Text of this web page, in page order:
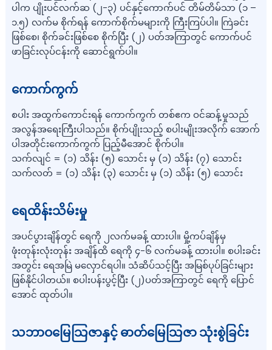
ပါက ပျိုးပင်လက်ဆ (၂-၃) ပင်နှင့်ကောက်ပင် တိမ်တိမ်သာ (၁ –
၁.၅) လက်မ စိုက်ရန် ကောက်စိုက်မများကို ကြီးကြပ်ပါ။ ကြဲခင်း
ဖြစ်စေ၊ စိုက်ခင်းဖြစ်စေ စိုက်ပြီး (၂) ပတ်အကြာတွင် ကောက်ပင်
ဖာခြင်းလုပ်ငန်းကို ဆောင်ရွက်ပါ။
ကောက်ကွက်
စပါး အထွက်ကောင်းရန် ကောက်ကွက် တစ်ဧက ဝင်ဆန့်မှုသည်
အလွန်အရေးကြီးပါသည်။ စိုက်ပျိုးသည့် စပါးမျိုးအလိုက် အောက်
ပါအတိုင်းကောက်ကွက် ပြည့်မီအောင် စိုက်ပါ။
သက်လျင် = (၁) သိန်း (၅) သောင်း မှ (၁) သိန်း (၇) သောင်း
သက်လတ် = (၁) သိန်း (၃) သောင်း မှ (၁) သိန်း (၅) သောင်း
ရေထိန်းသိမ်းမှု
အပင်ပွားချိန်တွင် ရေကို ၂လက်မခန့် ထားပါ။ မှို့ကပ်ချိန်မှ
ဖုံးတုန်းလုံးတုန်း အချိန်ထိ ရေကို ၄-၆ လက်မခန့် ထားပါ။ စပါးခင်း
အတွင်း ရေအမြဲ မလှောင်ရပါ။ သံဆိပ်သင့်ပြီး အမြစ်ပုပ်ခြင်းများ
ဖြစ်နိုင်ပါတယ်။ စပါးပန်းပွင့်ပြီး (၂)ပတ်အကြာတွင် ရေကို ပြောင်
အောင် ထုတ်ပါ။
သဘာဝမြေသြဇာနှင့် ဓာတ်မြေသြဇာ သုံးစွဲခြင်း